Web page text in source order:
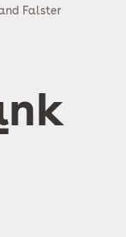
Falster